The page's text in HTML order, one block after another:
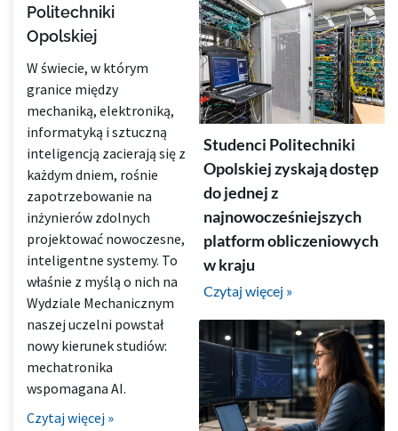
Politechniki
Opolskiej
W świecie, w którym
granice między
mechaniką, elektroniką,
informatyką i sztuczną
inteligencją zacierają się z
każdym dniem, rośnie
zapotrzebowanie na
inżynierów zdolnych
projektować nowoczesne,
inteligentne systemy. To
właśnie z myślą o nich na
Wydziale Mechanicznym
naszej uczelni powstał
nowy kierunek studiów:
mechatronika
wspomagana AI.
Czytaj więcej »
Studenci Politechniki
Opolskiej zyskają dostęp
do jednej z
najnowocześniejszych
platform obliczeniowych
w kraju
Czytaj więcej »